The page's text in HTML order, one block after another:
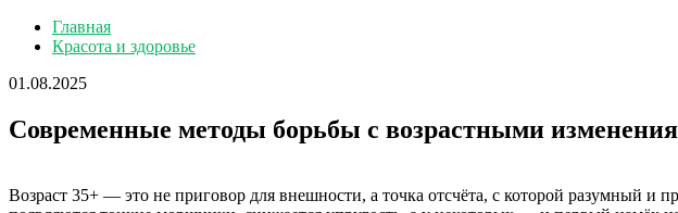
Главная
Красота и здоровье
01.08.2025
Современные методы борьбы с возрастными
Возраст 35+ — это не приговор для внешности, а точка отсчёта, с которой разумный и